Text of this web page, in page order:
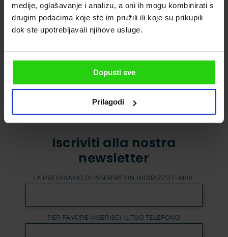
medije, oglašavanje i analizu, a oni ih mogu kombinirati s
drugim podacima koje ste im pružili ili koje su prikupili
dok ste upotrebljavali njihove usluge.
Dopusti sve
Prilagodi
I 4 migliori percorsi
in Istria
Olio d'oliva istriano di classe
mondiale
Iscriviti alla nostra
newsletter
LA PREGHIAMO DI INSERIRE UN INDIRIZZO E-MAIL
PER FAVORE INSERISCI IL TUO TELEFONO